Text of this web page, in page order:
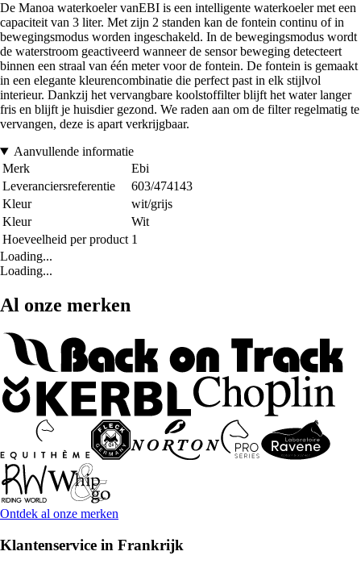
De Manoa waterkoeler vanEBI is een intelligente waterkoeler met een
capaciteit van 3 liter. Met zijn 2 standen kan de fontein continu of in
bewegingsmodus worden ingeschakeld. In de bewegingsmodus wordt
de waterstroom geactiveerd wanneer de sensor beweging detecteert
binnen een straal van één meter voor de fontein. De fontein is gemaakt
in een elegante kleurencombinatie die perfect past in elk stijlvol
interieur. Dankzij het vervangbare koolstoffilter blijft het water langer
fris en blijft je huisdier gezond. We raden aan om de filter regelmatig te
vervangen, deze is apart verkrijgbaar.
Aanvullende informatie
Merk
Ebi
Leveranciersreferentie
603/474143
Kleur
wit/grijs
Kleur
Wit
Hoeveelheid per product 1
Loading...
Loading...
Al onze merken
Ontdek al onze merken
Klantenservice in Frankrijk